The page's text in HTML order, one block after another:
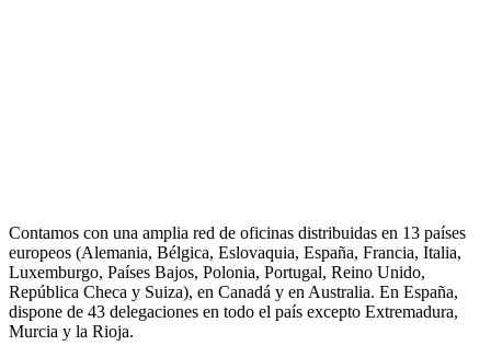
Contamos con una amplia red de oficinas distribuidas en 13 países
europeos (Alemania, Bélgica, Eslovaquia, España, Francia, Italia,
Luxemburgo, Países Bajos, Polonia, Portugal, Reino Unido,
República Checa y Suiza), en Canadá y en Australia. En España,
dispone de 43 delegaciones en todo el país excepto Extremadura,
Murcia y la Rioja.